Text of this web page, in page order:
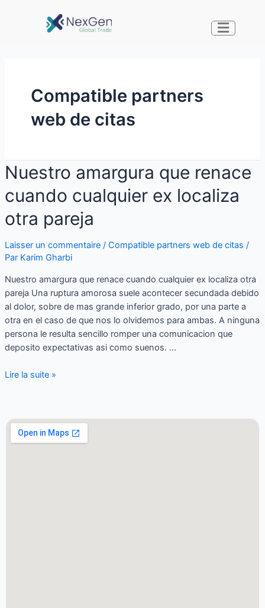
Compatible partners
web de citas
Nuestro amargura que renace
cuando cualquier ex localiza
otra pareja
Laisser un commentaire / Compatible partners web de citas /
Par Karim Gharbi
Nuestro amargura que renace cuando cualquier ex localiza otra
pareja Una ruptura amorosa suele acontecer secundada debido
al dolor, sobre de mas grande inferior grado, por una parte a
otra en el caso de que nos lo olvidemos para ambas. A ninguna
persona le resulta sencillo romper una comunicacion que
deposito expectativas asi­ como suenos. …
Lire la suite »